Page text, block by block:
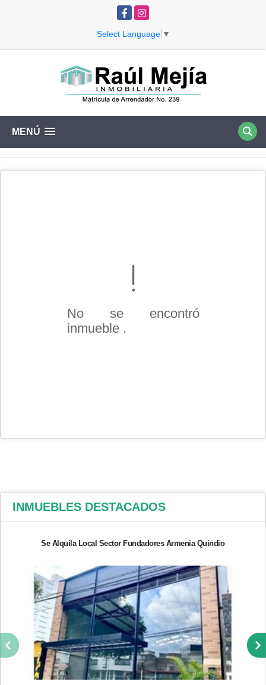
FacebookInstagram
Select Language ▼
MENÚ
No se encontró
inmueble .
INMUEBLES DESTACADOS
Se Alquila Local Sector Fundadores Armenia Quindio